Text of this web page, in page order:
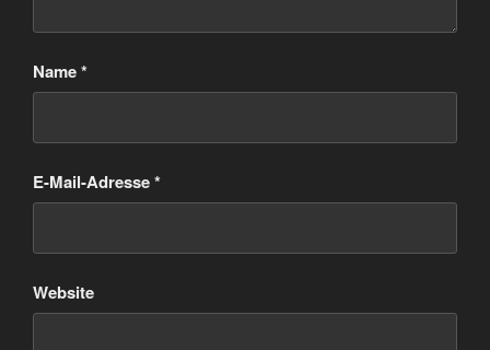
Name*
E-Mail-Adresse*
Website